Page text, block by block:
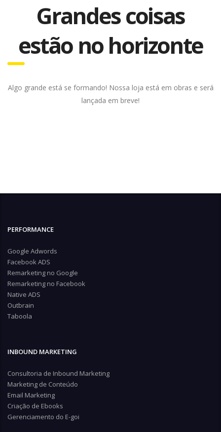
Grandes coisas
estão no horizonte
Algo grande está se formando! Nossa loja está em obras e será
lançada em breve!
PERFORMANCE
Google Adwords
Facebook ADS
Remarketing no Google
Remarketing no Facebook
Native ADS
Outbrain
Taboola
INBOUND MARKETING
Consultoria de Inbound Marketing
Marketing de Conteúdo
Email Marketing
Criação de Ebooks
Gerenciamento do E-goi